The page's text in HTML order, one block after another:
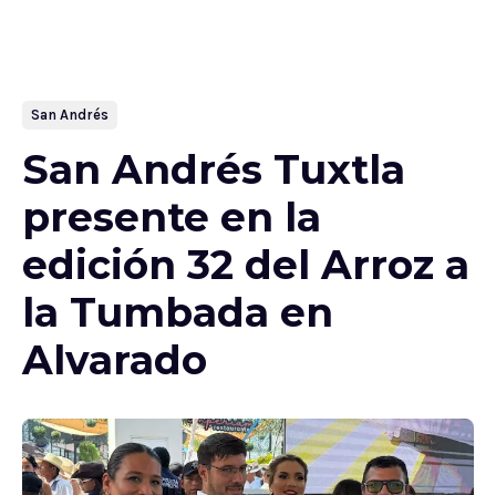
San Andrés
San Andrés Tuxtla
presente en la
edición 32 del Arroz a
la Tumbada en
Alvarado